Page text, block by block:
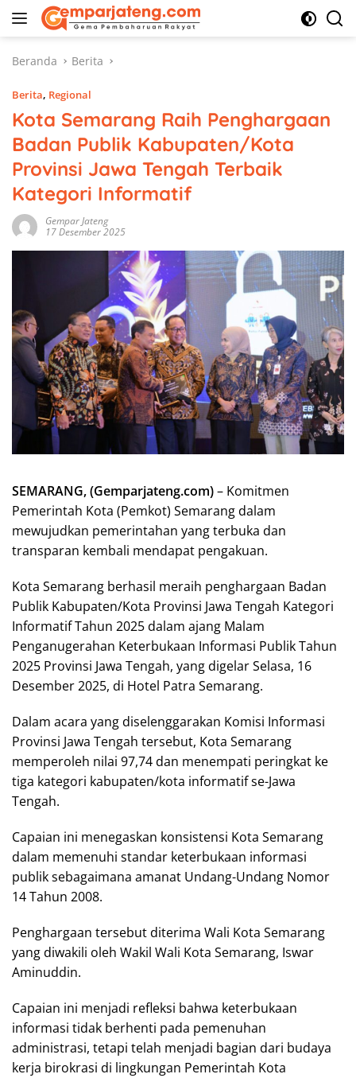
Langsung
Beranda
Berita
Berita, Regional
Kota Semarang Raih Penghargaan
Badan Publik Kabupaten/Kota
Provinsi Jawa Tengah Terbaik
Kategori Informatif
Gempar Jateng
17 Desember 2025
SEMARANG, (Gemparjateng.com)– Komitmen
Pemerintah Kota (Pemkot) Semarang dalam
mewujudkan pemerintahan yang terbuka dan
transparan kembali mendapat pengakuan.
Kota Semarang berhasil meraih penghargaan Badan
Publik Kabupaten/Kota Provinsi Jawa Tengah Kategori
Informatif Tahun 2025 dalam ajang Malam
Penganugerahan Keterbukaan Informasi Publik Tahun
2025 Provinsi Jawa Tengah, yang digelar Selasa, 16
Desember 2025, di Hotel Patra Semarang.
Dalam acara yang diselenggarakan Komisi Informasi
Provinsi Jawa Tengah tersebut, Kota Semarang
memperoleh nilai 97,74 dan menempati peringkat ke
tiga kategori kabupaten/kota informatif se-Jawa
Tengah.
Capaian ini menegaskan konsistensi Kota Semarang
dalam memenuhi standar keterbukaan informasi
publik sebagaimana amanat Undang-Undang Nomor
14 Tahun 2008.
Penghargaan tersebut diterima Wali Kota Semarang
yang diwakili oleh Wakil Wali Kota Semarang, Iswar
Aminuddin.
Capaian ini menjadi refleksi bahwa keterbukaan
informasi tidak berhenti pada pemenuhan
administrasi, tetapi telah menjadi bagian dari budaya
kerja birokrasi di lingkungan Pemerintah Kota